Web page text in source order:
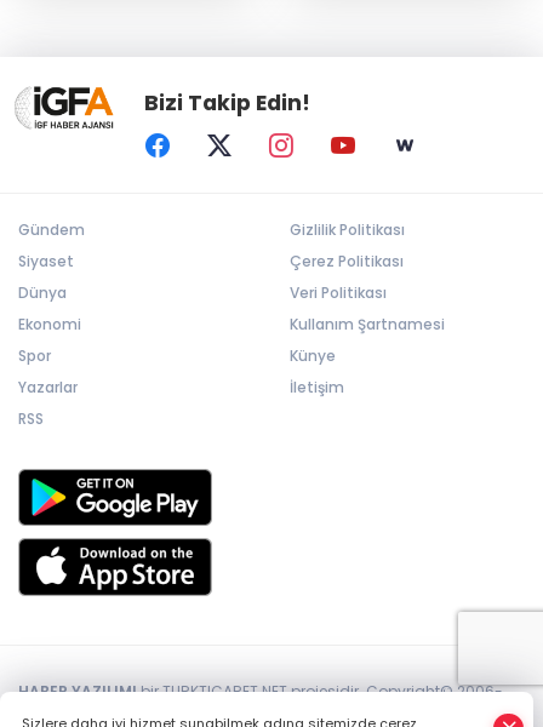
Bizi Takip Edin!
Gündem
Siyaset
Dünya
Ekonomi
Spor
Yazarlar
RSS
Gizlilik Politikası
Çerez Politikası
Veri Politikası
Kullanım Şartnamesi
Künye
İletişim
HABER YAZILIMIbir TURKTICARET.NET projesidir. Copyright© 2006-